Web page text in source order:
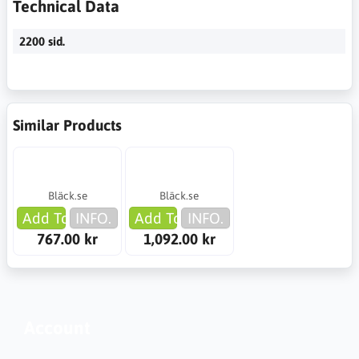
Technical Data
2200 sid.
Similar Products
Bläck.se
Add To Cart
INFO.
767.00 kr
Bläck.se
Add To Cart
INFO.
1,092.00 kr